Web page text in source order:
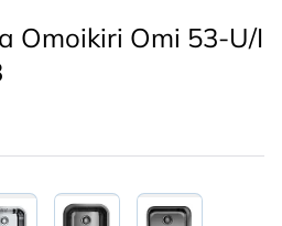
Omoikiri Omi 53-U/I